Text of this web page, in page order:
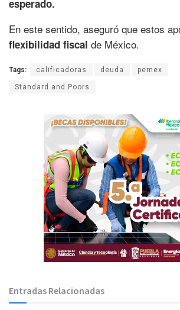
esperado.
En este sentido, aseguró que estos
flexibilidad fiscal de México.
Tags: calificadoras deuda pemex
Standard and Poors
Entradas Relacionadas